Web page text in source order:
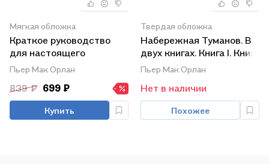
Мягкая обложка
Краткое руководство
для настоящего
искателя приключений
Пьер Мак Орлан
839 ₽ 699 ₽
Купить
Твердая обложка
Набережная Туманов. В
двух книгах. Книга I. Книга
II (комплект из 2 книг)
Пьер Мак Орлан
Нет в наличии
Похожее